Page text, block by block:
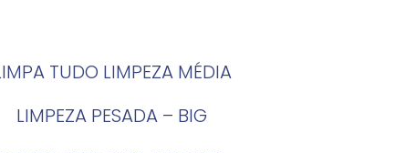
LIMPA TUDO LIMPEZA MÉDIA
LIMPEZA PESADA – BIG